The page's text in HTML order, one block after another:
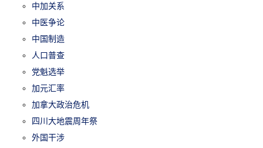
中加关系
中医争论
中国制造
人口普查
党魁选举
加元汇率
加拿大政治危机
四川大地震周年祭
外国干涉